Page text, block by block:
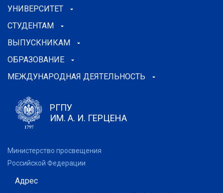
УНИВЕРСИТЕТ
СТУДЕНТАМ
ВЫПУСКНИКАМ
ОБРАЗОВАНИЕ
МЕЖДУНАРОДНАЯ ДЕЯТЕЛЬНОСТЬ
РГПУ
ИМ. А. И. ГЕРЦЕНА
Министерство просвещения
Российской Федерации
Адрес